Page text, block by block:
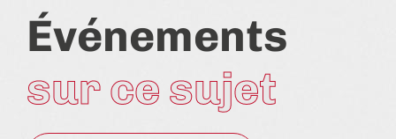
Événements
sur ce sujet